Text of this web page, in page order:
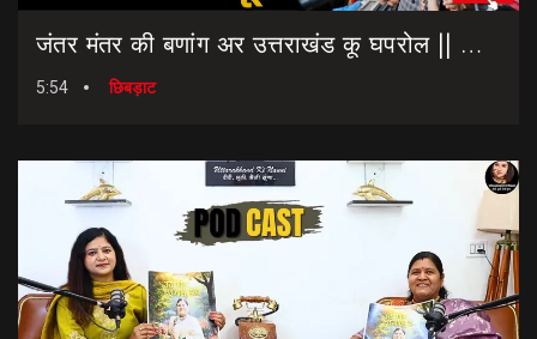
जंतर मंतर की बणांग अर उत्तराखंड कू घपरोल || NEET Paper Leak || Dharmendra Pradhan Resigns
5:54 छिबड़ाट